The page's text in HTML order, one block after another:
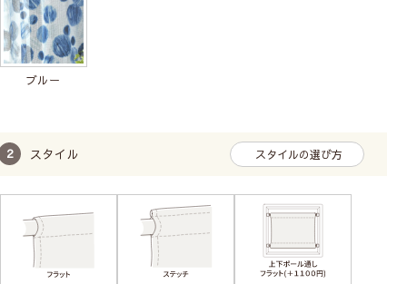
透け感はない／部屋に人が居るのがわからない
す。
フラットタイプ
すっきりと見せたい
ステッチタイプ
ゴージャスに見せたい
ブルー
スタイル スタイルの選び方